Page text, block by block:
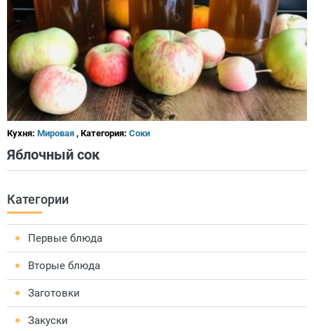
Кухня: Мировая , Категория: Соки
Яблочный сок
Категории
Первые блюда
Вторые блюда
Заготовки
Закуски